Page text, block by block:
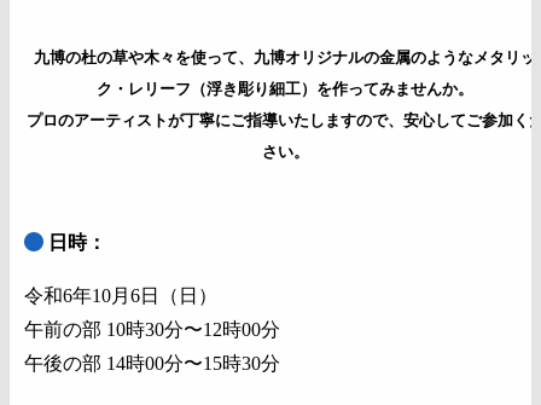
九博の杜の草や木々を使って、九博オリジナルの金属のようなメタリッ
ク・レリーフ（浮き彫り細工）を作ってみませんか。
プロのアーティストが丁寧にご指導いたしますので、安心してご参加く
さい。
日時：
令和6年10月6日（日）
午前の部 10時30分〜12時00分
午後の部 14時00分〜15時30分